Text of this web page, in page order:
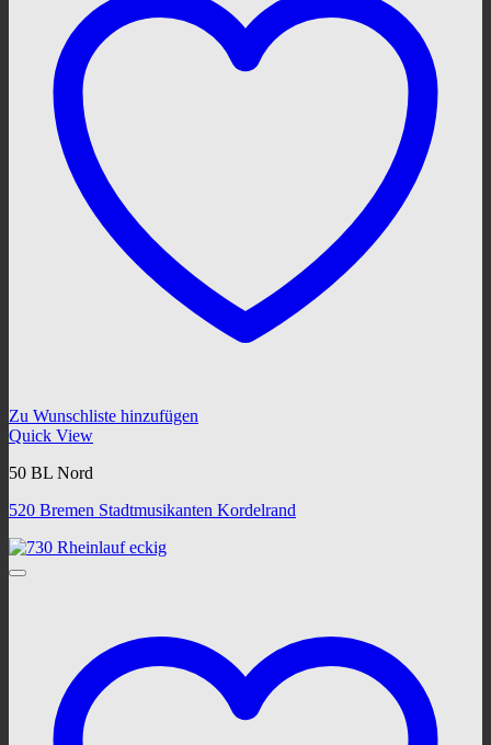
Zu Wunschliste hinzufügen
Quick View
50 BL Nord
520 Bremen Stadtmusikanten Kordelrand